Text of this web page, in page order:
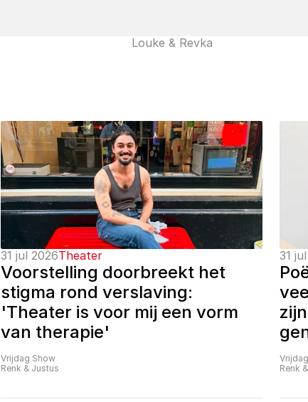
Louke & Revka
31 jul 2026Theater
Voorstelling doorbreekt het
stigma rond verslaving:
'Theater is voor mij een vorm
van therapie'
Vrijdag Show
Renk & Justus
31
Renk